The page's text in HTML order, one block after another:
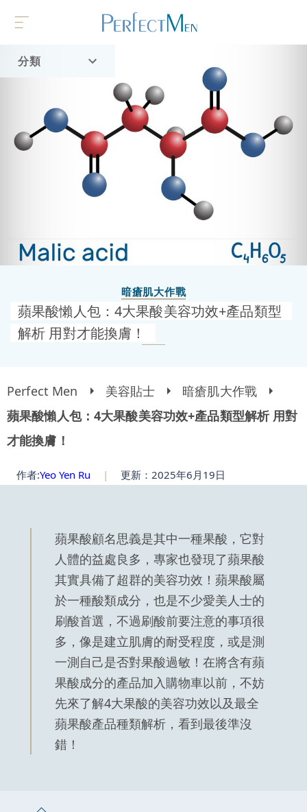
分類
流行趨勢
暗瘡肌大作戰
蘋果酸懶人包：4大果酸美容功效+產品類型
解析 用對才能換膚！
Perfect Men 美容貼士
暗瘡肌大作戰
蘋果酸懶人包：4大果酸美容功效+產品類型解析 用對
才能換膚！
作者:Yeo Yen Ru | 更新：2025年6月19日
蘋果酸顧名思義是其中一種果酸，它對
人體的益處良多，專家也發現了蘋果酸
其實具備了超群的美容功效！蘋果酸屬
於一種酸類成分，也是不少愛美人士的
刷酸首選，不過刷酸前要注意的事項很
多，像是建立肌膚的耐受程度，或是測
一測自己是否對果酸過敏！在將含有蘋
果酸成分的產品加入購物車以前，不妨
先來了解4大果酸的美容功效以及最全
蘋果酸產品種類解析，看到最後準沒
錯！